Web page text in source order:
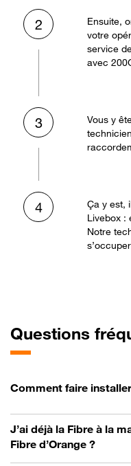
2
Ensuite,
votre
service
avec
3
Vous y
4
Ça y est,
Livebox :
Notre
Questions
Comment faire
J’ai déjà la Fibre à la
Fibre d’Orange ?